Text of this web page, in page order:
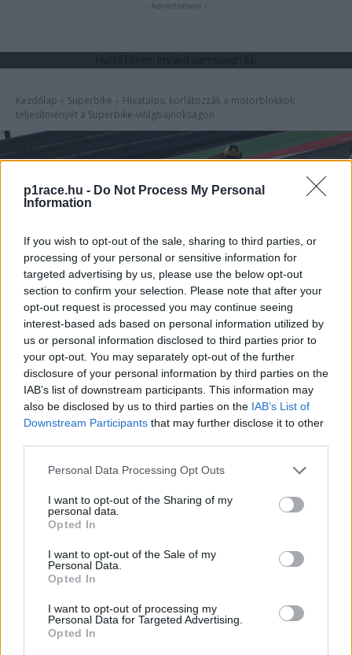
p1race.hu - Do Not Process My Personal
Information
If you wish to opt-out of the sale, sharing to third parties, or
processing of your personal or sensitive information for
targeted advertising by us, please use the below opt-out
section to confirm your selection. Please note that after your
opt-out request is processed you may continue seeing
interest-based ads based on personal information utilized by
us or personal information disclosed to third parties prior to
your opt-out. You may separately opt-out of the further
disclosure of your personal information by third parties on the
IAB’s list of downstream participants. This information may
also be disclosed by us to third parties on the IAB’s List of
Downstream Participants that may further disclose it to other
Please note that this website/app uses one or more Google
not limited to your visit or usage behaviour. You may click to
grant or deny consent to Google and its third-party tags to
use your data for below specified purposes in below Google
consent section.
Personal Data Processing Opt Outs
I want to opt-out of the Sharing of my
personal data.
Opted In
I want to opt-out of the Sale of my
Personal Data.
Opted In
I want to opt-out of processing my
Personal Data for Targeted Advertising.
Opted In
- Advertisment -